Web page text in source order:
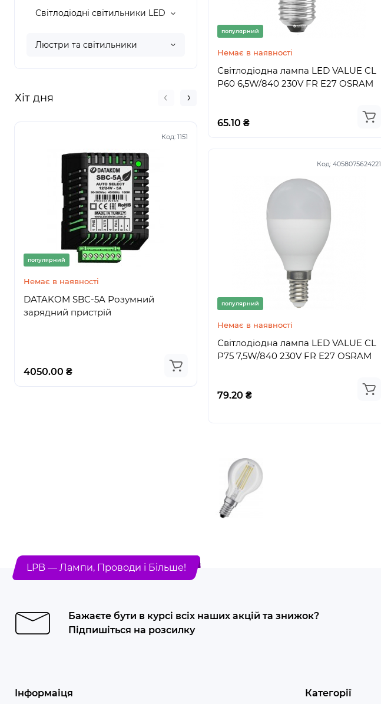
Світлодіодні світильники LED
Люстри та світильники
Хіт дня
Код: 1151
популярний
Немає в наявності
DATAKOM SBC-5A Розумний
зарядний пристрій
4050.00 ₴
Немає в наявності
DATAKOM BC-5A-W
Високоефективний зарядний
пристрій
популярний
Немає в наявності
Світлодіодна лампа LED VALUE CL
P60 6,5W/840 230V FR E27 OSRAM
65.10 ₴
Код: 4058075624221
популярний
Немає в наявності
Світлодіодна лампа LED VALUE CL
P75 7,5W/840 230V FR E27 OSRAM
79.20 ₴
LPB — Лампи, Проводи і Більше!
Бажаєте бути в курсі всіх наших акцій та знижок?
Підпишіться на розсилку
Інформаіця Категорії